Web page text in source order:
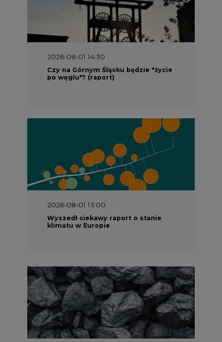
2026-08-01 14:30
Czy na Górnym Śląsku będzie "życie
po węglu"? (raport)
2026-08-01 13:00
Wyszedł ciekawy raport o stanie
klimatu w Europie